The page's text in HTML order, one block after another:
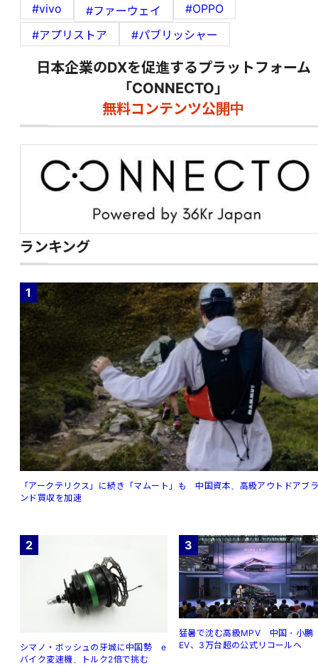
#vivo
#ファーウェイ
#OPPO
#アプリストア
#パブリッシャー
日本企業のDXを促進するプラットフォーム
「CONNECTO」
無料コンテンツ公開中
ランキング
1
「アークテリクス」に続き「マムート」も 中国資本、高級アウトドアブ
ンド買収を加速
2
シマノ・ボッシュの牙城に中国勢 e
バイク変速機、トルク2倍で挑む
3
猛暑で沈む高級MPV 中国・小鵬
EV、3万台超の公式リコールへ